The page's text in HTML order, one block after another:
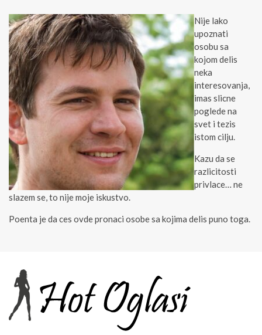
Nije lako
upoznati
osobu sa
kojom delis
neka
interesovanja,
imas slicne
poglede na
svet i tezis
istom cilju.
Kazu da se
razlicitosti
privlace… ne
slazem se, to nije moje iskustvo.
Poenta je da ces ovde pronaci osobe sa kojima delis puno toga.